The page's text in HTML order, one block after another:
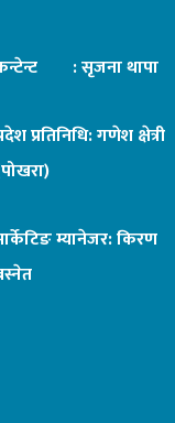
: सृजना थापा
प्रतिनिधि: गणेश क्षेत्री
म्यानेजर: किरण